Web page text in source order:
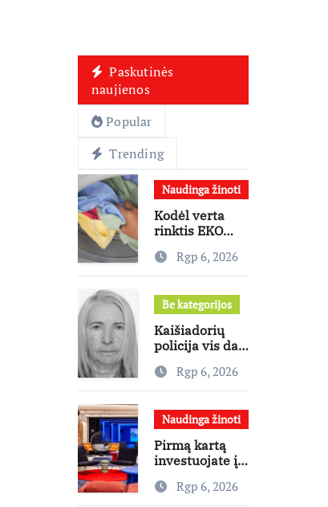
Paskutinės
naujienos
Popular
Trending
Naudinga žinoti
Kodėl verta
rinktis EKO
Ekspertai
paneigia
dažniausius
mitus
Rgp 6, 2026
Be kategorijos
Kaišiadorių
policija vis dar
motersRgp 6, 2026
Naudinga žinoti
Pirmą kartą
investuojate į
turtą?Rgp 6, 2026